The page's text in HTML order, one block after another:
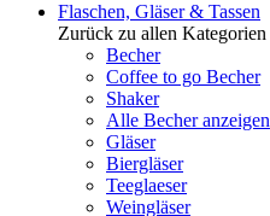
Flaschen, Gläser & Tassen
Zurück zu allen Kategorien
Becher
Coffee to go Becher
Shaker
Alle Becher anzeigen
Gläser
Biergläser
Teeglaeser
Weingläser